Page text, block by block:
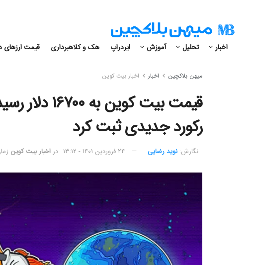
اخبار تحلیل آموزش ایردراپ هک و کلاهبرداری قیمت ارزهای
میهن بلاکچین اخبار اخبار بیت کوین
قیمت بیت
رکورد جدیدی ثبت کرد
نگارش:‌ نوید رضایی ۲۴ فروردین ۱۴۰۱ - ۱۳:۱۲ در اخبار بیت کوین